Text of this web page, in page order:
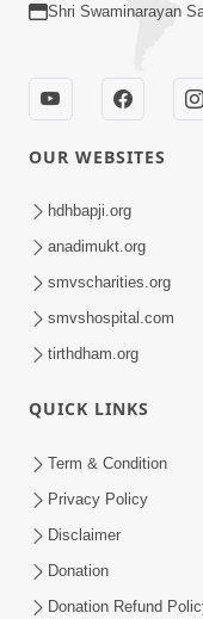
Shri Swaminarayan
OUR WEBSITES
hdhbapji.org
anadimukt.org
smvscharities.org
smvshospital.com
tirthdham.org
QUICK LINKS
Term & Condition
Privacy Policy
Disclaimer
Donation
Donation Refund